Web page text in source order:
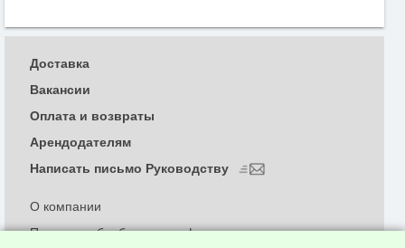
О компании
Политика обработки и конфиденциальности
Доставка
Вакансии
Оплата и возвраты
Арендодателям
Написать письмо Руководству